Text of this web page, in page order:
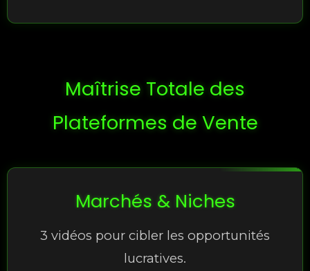
Maîtrise Totale des
Plateformes de Vente
Marchés & Niches
3 vidéos pour cibler les opportunités
lucratives.